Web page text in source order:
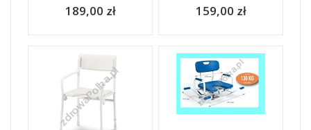
189,00 zł 159,00 zł